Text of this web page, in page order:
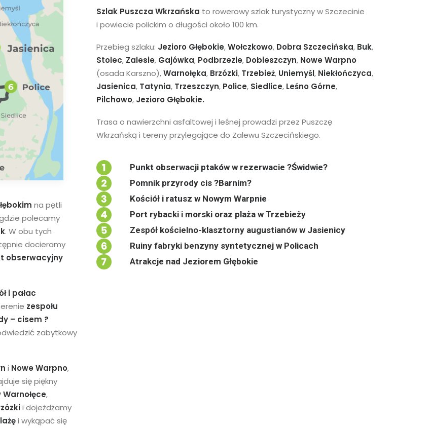
na pętli
polecamy
. W obu tych
docieramy
obserwacyjny
i pałac
zespołu
– cisem ?
zabytkowy
i Nowe Warpno,
się piękny
Warnołęce,
i dojeżdżamy
i wykąpać się
Szlak Puszcza Wkrzańska to rowerowy szlak turystyczny w Szczecinie
i powiecie polickim o długości około 100 km.
Przebieg szlaku: Jezioro Głębokie,Wołczkowo, Dobra Szczecińska, Buk,
Stolec, Zalesie, Gajówka, Podbrzezie, Dobieszczyn, Nowe Warpno
(osada Karszno),Warnołęka, Brzózki, Trzebież, Uniemyśl, Niekłończyca,
Jasienica, Tatynia, Trzeszczyn, Police, Siedlice, Leśno Górne,
Pilchowo, Jezioro Głębokie.
Trasa o nawierzchni asfaltowej i leśnej prowadzi przez Puszczę
Wkrzańską i tereny przylegające do Zalewu Szczecińskiego.
Punkt obserwacji ptaków w rezerwacie ?Świdwie?
Pomnik przyrody cis ?Barnim?
Kościół i ratusz w Nowym Warpnie
Port rybacki i morski oraz plaża w Trzebieży
Zespół kościelno-klasztorny augustianów w Jasienicy
Ruiny fabryki benzyny syntetycznej w Policach
Atrakcje nad Jeziorem Głębokie